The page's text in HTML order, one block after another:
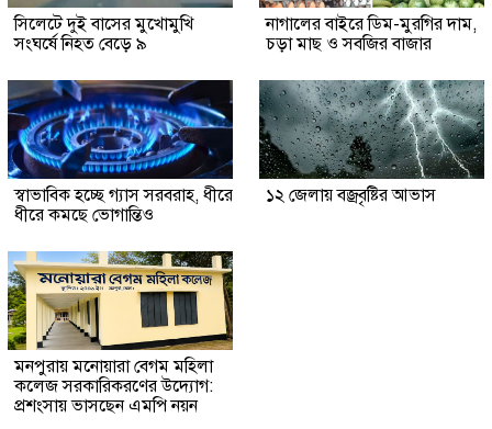
সিলেটে দুই বাসের মুখোমুখি
সংঘর্ষে নিহত বেড়ে ৯
নাগালের বাইরে ডিম-মুরগির দাম,
চড়া মাছ ও সবজির বাজার
স্বাভাবিক হচ্ছে গ্যাস সরবরাহ, ধীরে
ধীরে কমছে ভোগান্তিও
১২ জেলায় বজ্রবৃষ্টির আভাস
মনপুরায় মনোয়ারা বেগম মহিলা
কলেজ সরকারিকরণের উদ্যোগ:
প্রশংসায় ভাসছেন এমপি নয়ন